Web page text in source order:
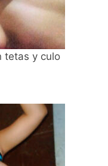
tetas y culo